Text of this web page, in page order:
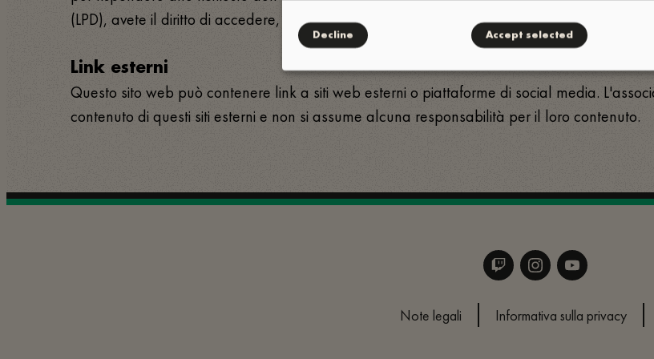
(LPD), avete il diritto di accedere, rettificare e cancellare i vostri dati personali. Le richieste
Link esterni
Questo sito web può contenere link a siti web esterni o piattaforme di social media.
contenuto di questi siti esterni e non si assume alcuna responsabilità per il loro contenuto.
Note legali Informativa sulla privacy
Decline Accept selected